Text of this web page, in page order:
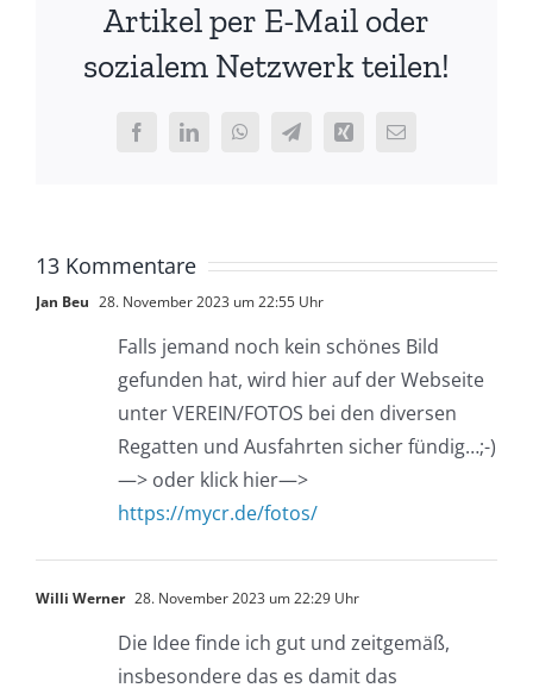
Artikel per E-Mail oder
sozialem Netzwerk teilen!
FacebookLinkedInWhatsAppTelegramXing
E-
13 Kommentare
Jan Beu 28. November 2023 um 22:55 Uhr
Falls jemand noch kein schönes Bild
gefunden hat, wird hier auf der Webseite
unter VEREIN/FOTOS bei den diversen
Regatten und Ausfahrten sicher fündig…;-)
—> oder klick hier—>
https://mycr.de/fotos/
Willi Werner 28. November 2023 um 22:29 Uhr
Die Idee finde ich gut und zeitgemäß,
insbesondere das es damit das